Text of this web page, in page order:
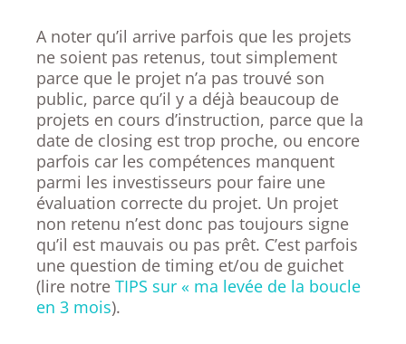
A noter qu’il arrive parfois que les projets
ne soient pas retenus, tout simplement
parce que le projet n’a pas trouvé son
public, parce qu’il y a déjà beaucoup de
projets en cours d’instruction, parce que la
date de closing est trop proche, ou encore
parfois car les compétences manquent
parmi les investisseurs pour faire une
évaluation correcte du projet. Un projet
non retenu n’est donc pas toujours signe
qu’il est mauvais ou pas prêt. C’est parfois
une question de timing et/ou de guichet
(lire notre TIPS sur « ma levée de la boucle
en 3 mois).